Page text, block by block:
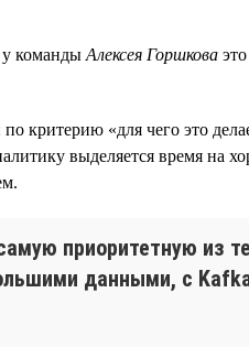
команды Алексея Горшкова
критерию «для чего это
выделяется время
приоритетную из
данными, с